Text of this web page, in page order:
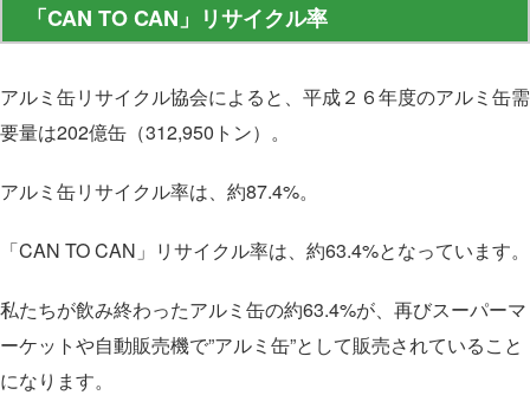
「CAN TO CAN」リサイクル率
アルミ缶リサイクル協会によると、平成２６年度のアルミ缶需
要量は202億缶（312,950トン）。
アルミ缶リサイクル率は、約87.4%。
「CAN TO CAN」リサイクル率は、約63.4%となっています。
私たちが飲み終わったアルミ缶の約63.4%が、再びスーパーマ
ーケットや自動販売機で”アルミ缶”として販売されていること
になります。